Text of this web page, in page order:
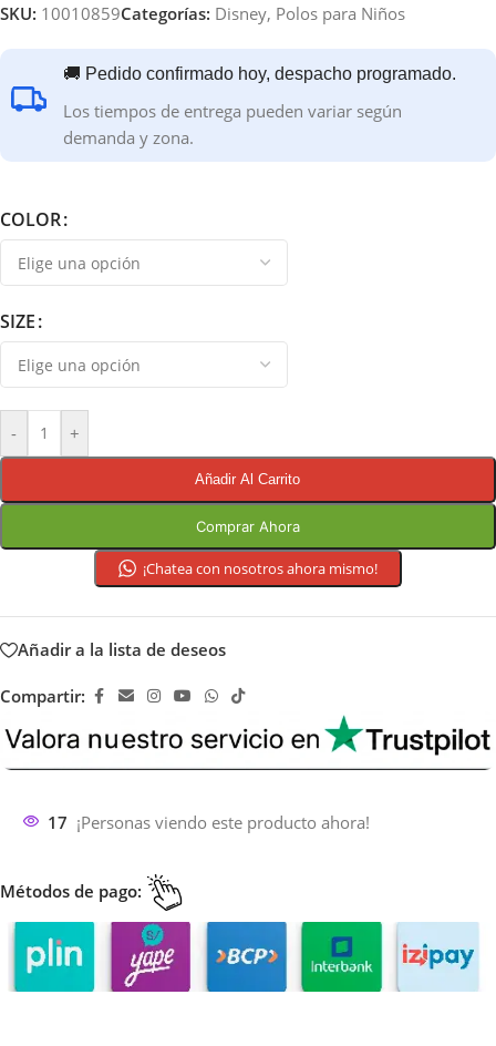
SKU: 10010859Categorías: Disney, Polos para Niños
🚚 Pedido confirmado hoy, despacho programado.
Los tiempos de entrega pueden variar según
demanda y zona.
COLOR
SIZE
- +
Añadir Al Carrito
Comprar Ahora
¡Chatea con nosotros ahora mismo!
Añadir a la lista de deseos
Compartir:
17 ¡Personas viendo este producto ahora!
Métodos de pago: